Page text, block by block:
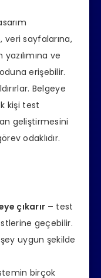
sayfalarına,
ve
erişebilir.
Belgeye
kişi test
geliştirmesini
odaklıdır.
çıkarır – test
geçebilir.
uygun şekilde
birçok